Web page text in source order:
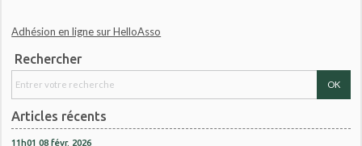
Adhésion en ligne sur HelloAsso
Rechercher
Articles récents
11h01 08 févr. 2026